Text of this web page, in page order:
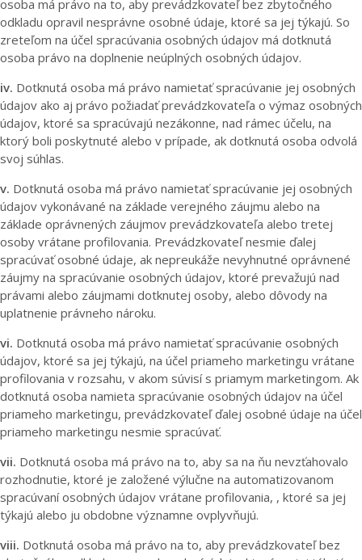
osoba má právo na to, aby prevádzkovateľ bez zbytočného
odkladu opravil nesprávne osobné údaje, ktoré sa jej týkajú. So
zreteľom na účel spracúvania osobných údajov má dotknutá
osoba právo na doplnenie neúplných osobných údajov.
iv. Dotknutá osoba má právo namietať spracúvanie jej osobných
údajov ako aj právo požiadať prevádzkovateľa o výmaz osobných
údajov, ktoré sa spracúvajú nezákonne, nad rámec účelu, na
ktorý boli poskytnuté alebo v prípade, ak dotknutá osoba odvolá
svoj súhlas.
v. Dotknutá osoba má právo namietať spracúvanie jej osobných
údajov vykonávané na základe verejného záujmu alebo na
základe oprávnených záujmov prevádzkovateľa alebo tretej
osoby vrátane profilovania. Prevádzkovateľ nesmie ďalej
spracúvať osobné údaje, ak nepreukáže nevyhnutné oprávnené
záujmy na spracúvanie osobných údajov, ktoré prevažujú nad
právami alebo záujmami dotknutej osoby, alebo dôvody na
uplatnenie právneho nároku.
vi. Dotknutá osoba má právo namietať spracúvanie osobných
údajov, ktoré sa jej týkajú, na účel priameho marketingu vrátane
profilovania v rozsahu, v akom súvisí s priamym marketingom. Ak
dotknutá osoba namieta spracúvanie osobných údajov na účel
priameho marketingu, prevádzkovateľ ďalej osobné údaje na účel
priameho marketingu nesmie spracúvať.
vii. Dotknutá osoba má právo na to, aby sa na ňu nevzťahovalo
rozhodnutie, ktoré je založené výlučne na automatizovanom
spracúvaní osobných údajov vrátane profilovania, , ktoré sa jej
týkajú alebo ju obdobne významne ovplyvňujú.
viii. Dotknutá osoba má právo na to, aby prevádzkovateľ bez